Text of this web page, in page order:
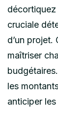
cruciale
d’un
maîtriser
les
anticiper